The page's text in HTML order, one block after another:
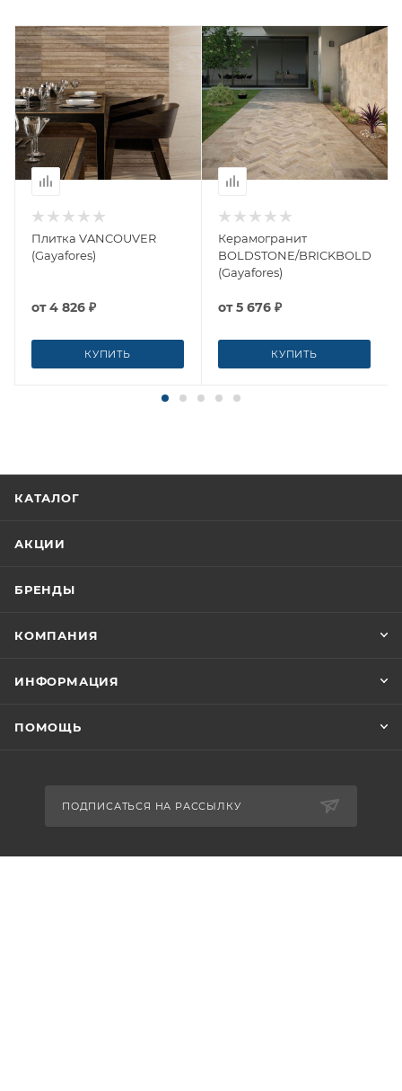
Плитка VANCOUVER
(Gayafores)
от4 826 ₽
КУПИТЬ
Керамогранит
BOLDSTONE/BRICKBOLD
(Gayafores)
от5 676 ₽
КУПИТЬ
КАТАЛОГ
АКЦИИ
БРЕНДЫ
КОМПАНИЯ
ИНФОРМАЦИЯ
ПОМОЩЬ
ПОДПИСАТЬСЯ НА РАССЫЛКУ